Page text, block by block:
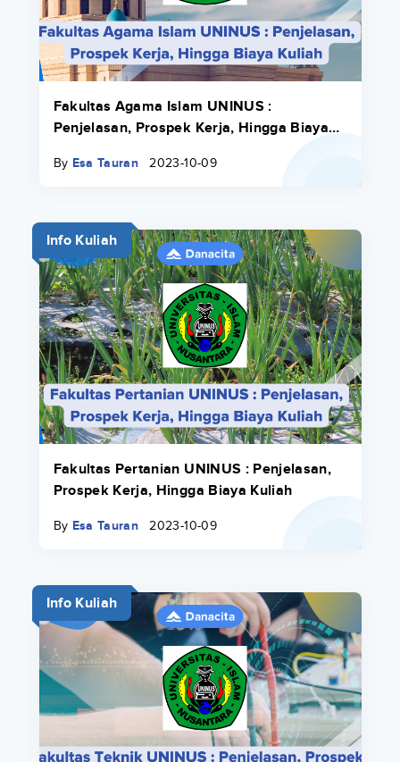
Fakultas Agama Islam UNINUS :
Penjelasan, Prospek Kerja, Hingga Biaya
By Esa Tauran 2023-10-09
Info Kuliah
Fakultas Pertanian UNINUS : Penjelasan,
Prospek Kerja, Hingga Biaya Kuliah
By Esa Tauran 2023-10-09
Info Kuliah